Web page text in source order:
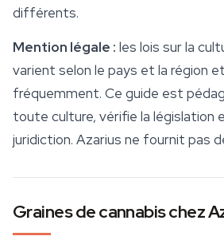
différents.
Mention légale : les lois sur la
varient selon le pays et la région
fréquemment. Ce guide est
toute culture, vérifie la législation
juridiction. Azarius ne fournit pas
Graines de cannabis chez